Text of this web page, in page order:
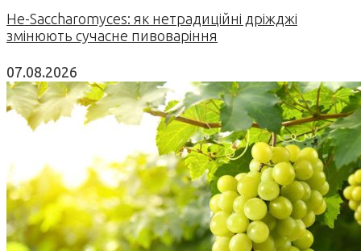
Не-Saccharomyces: як нетрадиційні дріжджі
змінюють сучасне пивоваріння
07.08.2026